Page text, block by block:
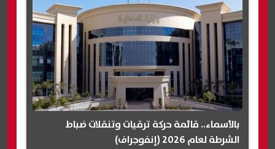
بالأسماء.. قائمة حركة ترقيات وتنقلات ضباط
الشرطة لعام 2026 (إنفوجراف)